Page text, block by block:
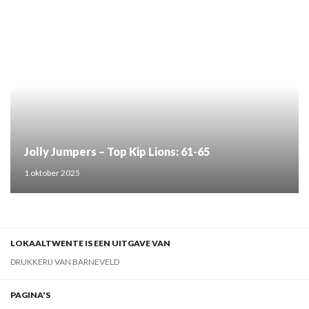
Jolly Jumpers – Top Kip Lions: 61-65
1 oktober 2025
LOKAALTWENTE IS EEN UITGAVE VAN
DRUKKERIJ VAN BARNEVELD
PAGINA'S